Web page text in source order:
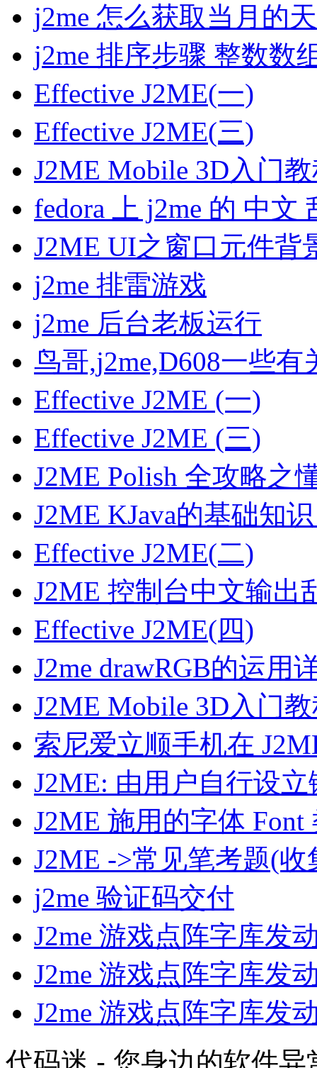
j2me 怎么获取当月的
j2me 排序步骤 整数数
Effective J2ME(一)
Effective J2ME(三)
J2ME Mobile 3D入门
fedora 上 j2me 的 中文
J2ME UI之窗口元件背
j2me 排雷游戏
j2me 后台老板运行
鸟哥,j2me,D608一些有
Effective J2ME (一)
Effective J2ME (三)
J2ME Polish 全攻略之
J2ME KJava的基础知
Effective J2ME(二)
J2ME 控制台中文输出
Effective J2ME(四)
J2me drawRGB的运用
J2ME Mobile 3D入门
索尼爱立顺手机在
J2ME: 由用户自行设立
J2ME 施用的字体 Font
J2ME ->常见笔考题(收
j2me 验证码交付
J2me 游戏点阵字库发
J2me 游戏点阵字库发
J2me 游戏点阵字库发
代码迷 - 您身边的软件